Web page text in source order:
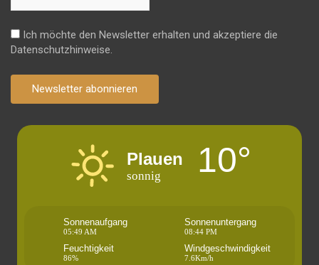
Ich möchte den Newsletter erhalten und akzeptiere die
Datenschutzhinweise.
Newsletter abonnieren
Plauen
sonnig 10°
Sonnenaufgang
05:49 AM
Sonnenuntergang
08:44 PM
Feuchtigkeit
86%
Windgeschwindigkeit
7.6Km/h